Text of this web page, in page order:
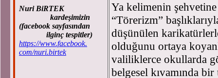
Nuri BiRTEK
kardeşimizin
(facebook sayfasından
ilginç tespitler)
https://www.facebook.
com/nuri.birtek
Ya kelimenin şehvetine
“Törerizm”
düşünülen
olduğunu ortaya
valiliklerce okullarda
belgesel kıvamında